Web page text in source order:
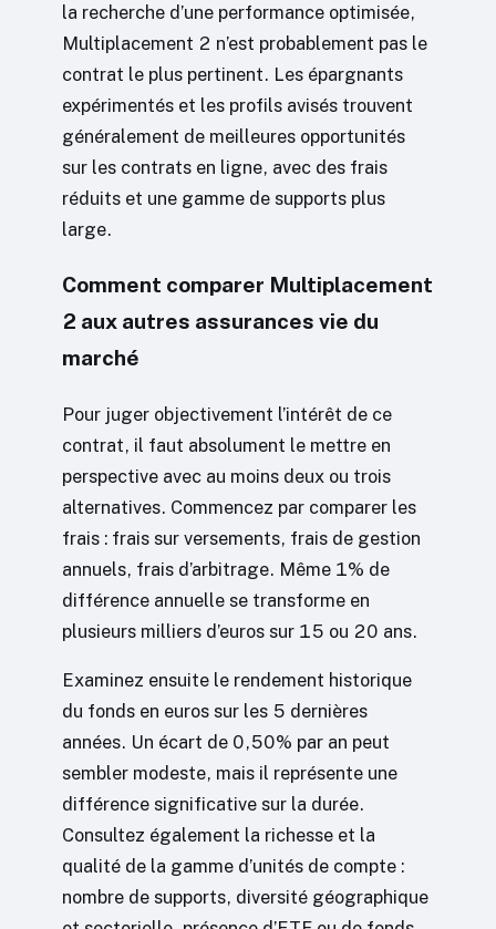
la recherche d’une performance optimisée,
Multiplacement 2 n’est probablement pas le
contrat le plus pertinent. Les épargnants
expérimentés et les profils avisés trouvent
généralement de meilleures opportunités
sur les contrats en ligne, avec des frais
réduits et une gamme de supports plus
large.
Comment comparer Multiplacement
2 aux autres assurances vie du
marché
Pour juger objectivement l’intérêt de ce
contrat, il faut absolument le mettre en
perspective avec au moins deux ou trois
alternatives. Commencez par comparer les
frais : frais sur versements, frais de gestion
annuels, frais d’arbitrage. Même 1% de
différence annuelle se transforme en
plusieurs milliers d’euros sur 15 ou 20 ans.
Examinez ensuite le rendement historique
du fonds en euros sur les 5 dernières
années. Un écart de 0,50% par an peut
sembler modeste, mais il représente une
différence significative sur la durée.
Consultez également la richesse et la
qualité de la gamme d’unités de compte :
nombre de supports, diversité géographique